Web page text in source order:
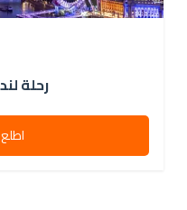
رحلة